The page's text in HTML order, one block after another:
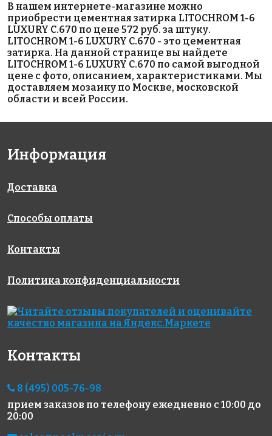
2100 руб.
эпоксидная
затирка
Starlike
Defender
BIANCO
5493 руб.
Эпоксидная
затирка
Mapei
Kerapoxy 2
6416 руб.
материалы для
выравнивания
Сетка LITOKOL
гр/м²
536 руб.
NIVOPLAN
товары
ORIENTE 5 кг
C.90
В нашем интернете-магазине можно
приобрести цементная затирка LITOCHROM 1-6
LUXURY C.670 по цене 572 руб. за штуку.
LITOCHROM 1-6 LUXURY C.670 - это цементная
затирка. На данной странице вы найдете
LITOCHROM 1-6 LUXURY C.670 по самой выгодной
цене с фото, описанием, характеристиками. Мы
доставляем мозаику по Москве, московской
области и всей России.
Информация
Доставка
Способы оплаты
Контакты
Политика конфиденциальности
Контакты
8 (495) 005-76-98
прием заказов по телефону ежедневно с 10:00 до
20:00